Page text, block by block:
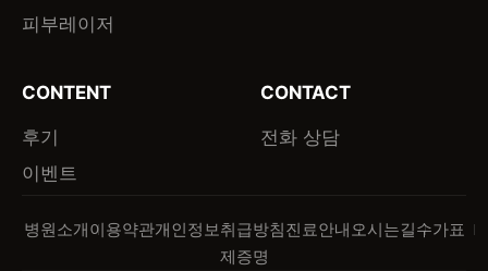
피부레이저
CONTENT
후기
이벤트
CONTACT
전화 상담
병원소개이용약관개인정보취급방침진료안내오시는길수가표
제증명